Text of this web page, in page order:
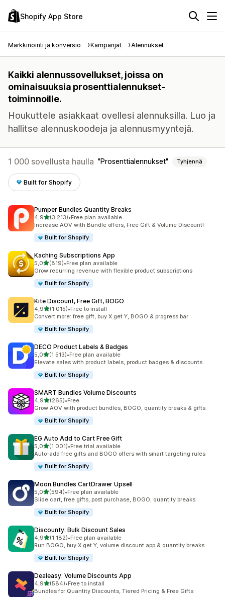
Shopify App Store
Markkinointi ja konversio Kampanjat Alennukset
Kaikki alennussovellukset, joissa on
ominaisuuksia prosenttialennukset-
toiminnoille.
Houkuttele asiakkaat ovellesi alennuksilla. Luo ja
hallitse alennuskoodeja ja alennusmyyntejä.
1 000 sovellusta haulla Prosenttialennukset Tyhjennä
Built for Shopify
Pumper Bundles Quantity Breaks
4,9/ 5 tähteä
(3 213)
3213 arvostelua yhteensä
•Free plan available
Increase AOV with Bundle offers, Free Gift & Volume Discount!
Built for Shopify
Kaching Subscriptions App
5,0/ 5 tähteä
(819)
819 arvostelua yhteensä
•Free plan available
Grow recurring revenue with flexible product subscriptions
Built for Shopify
Kite Discount, Free Gift, BOGO
4,9/ 5 tähteä
(1 015)
1015 arvostelua yhteensä
•Free to install
Convert more: free gift, buy X get Y, BOGO & progress bar
Built for Shopify
DECO Product Labels & Badges
5,0/ 5 tähteä
(1 513)
1513 arvostelua yhteensä
•Free plan available
Elevate sales with product labels, product badges & discounts
Built for Shopify
SMART Bundles Volume Discounts
4,9/ 5 tähteä
(265)
265 arvostelua yhteensä
•Free
Grow AOV with product bundles, BOGO, quantity breaks & gifts
Built for Shopify
EG Auto Add to Cart Free Gift
5,0/ 5 tähteä
(1 001)
1001 arvostelua yhteensä
•Free trial available
Auto-add free gifts and BOGO offers with smart targeting rules
Built for Shopify
Moon Bundles CartDrawer Upsell
5,0/ 5 tähteä
(594)
594 arvostelua yhteensä
•Free plan available
Slide cart, free gifts, post purchase, BOGO, quantity breaks
Built for Shopify
Discounty: Bulk Discount Sales
4,9/ 5 tähteä
(1 182)
1182 arvostelua yhteensä
•Free plan available
Run BOGO, buy X get Y, volume discount app & quantity breaks
Built for Shopify
Dealeasy: Volume Discounts App
4,9/ 5 tähteä
(584)
584 arvostelua yhteensä
•Free to install
Bundles for Quantity Discounts, Tiered Pricing & Free Gifts.